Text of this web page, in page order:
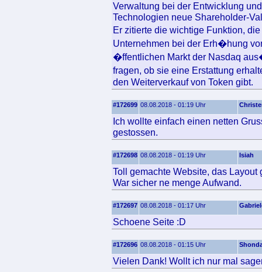
Verwaltung bei der Entwicklung
Technologien neue Shareholder-
Er zitierte die wichtige Funktion,
Unternehmen bei der Erh�hung
�ffentlichen Markt der Nasdaq
fragen, ob sie eine Erstattung
den Weiterverkauf von Token gibt.
#172699 08.08.2018 - 01:19 Uhr
Ich wollte einfach einen netten
gestossen.
#172698 08.08.2018 - 01:19 Uhr Isiah
Toll gemachte Website, das Layout
War sicher ne menge Aufwand.
#172697 08.08.2018 - 01:17 Uhr
Schoene Seite :D
#172696 08.08.2018 - 01:15 Uhr
Vielen Dank! Wollt ich nur mal